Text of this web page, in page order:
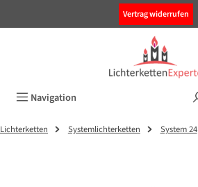
Vertrag widerrufen
Navigation
Lichterketten Systemlichterketten System 24